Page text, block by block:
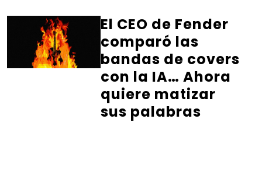
El CEO de Fender
comparó las
bandas de covers
con la IA… Ahora
quiere matizar
sus palabras